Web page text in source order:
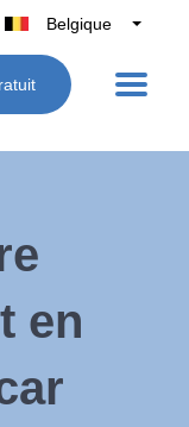
Belgique
België
Nederland
en